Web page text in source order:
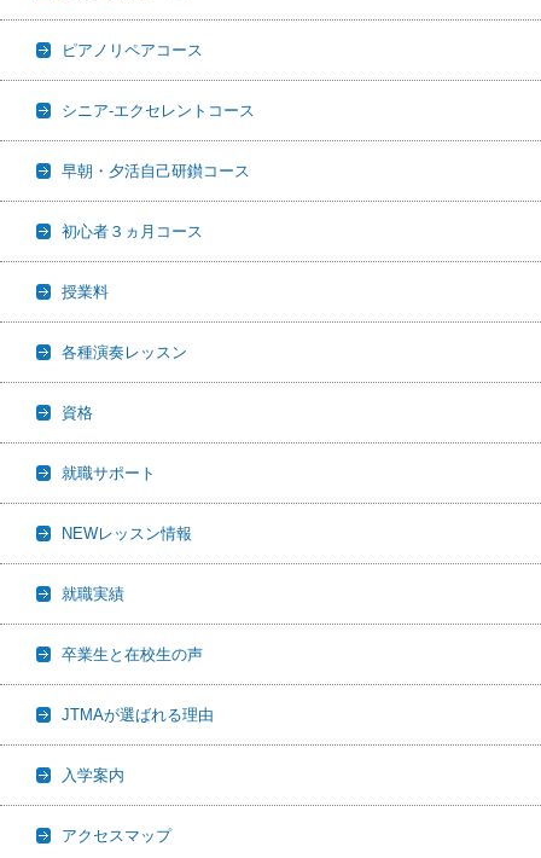
ピアノリペアコース
シニア-エクセレントコース
早朝・夕活自己研鑚コース
初心者３ヵ月コース
授業料
各種演奏レッスン
資格
就職サポート
NEWレッスン情報
就職実績
卒業生と在校生の声
JTMAが選ばれる理由
入学案内
アクセスマップ